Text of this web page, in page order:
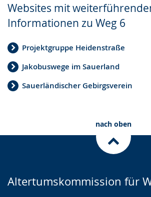
Websites mit
Informationen zu Weg 6
Projektgruppe Heidenstraße
Jakobuswege im Sauerland
Sauerländischer Gebirgsverein
wechseln.
Deutscher
Gebärdensprache
wird
angezeigt.
nach oben
Altertumskommission für